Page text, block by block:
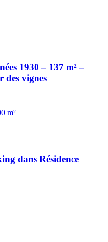
1930 – 137 m² –
des vignes
m²
dans Résidence